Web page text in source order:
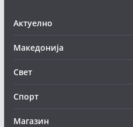
Актуелно
Македонија
Свет
Спорт
Магазин